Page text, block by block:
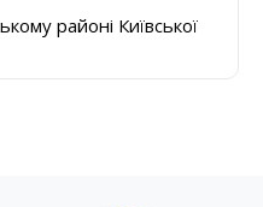
районі Київської